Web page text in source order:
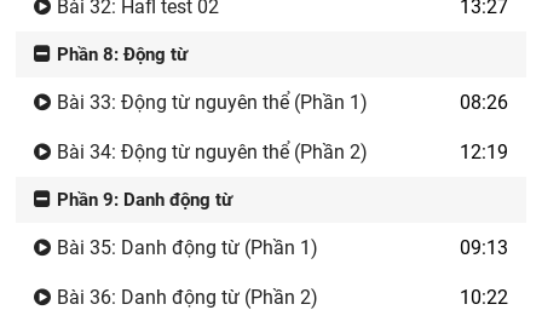
Bài 32: Hafl test 02 13:27
Phần 8: Động từ
Bài 33: Động từ nguyên thể (Phần 1) 08:26
Bài 34: Động từ nguyên thể (Phần 2) 12:19
Phần 9: Danh động từ
Bài 35: Danh động từ (Phần 1) 09:13
Bài 36: Danh động từ (Phần 2) 10:22